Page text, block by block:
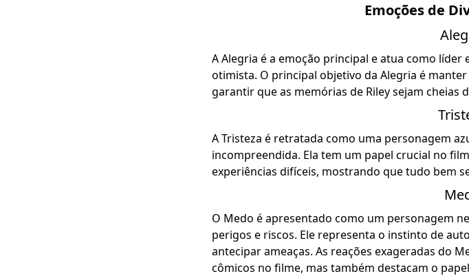
Emoções de
A Alegria é a emoção principal e atua como líder
otimista. O principal objetivo da Alegria é
garantir que as memórias de Riley sejam cheias
A Tristeza é retratada como uma personagem
incompreendida. Ela tem um papel crucial no
experiências difíceis, mostrando que tudo bem
O Medo é apresentado como um personagem
perigos e riscos. Ele representa o instinto de
antecipar ameaças. As reações exageradas do
cômicos no filme, mas também destacam o